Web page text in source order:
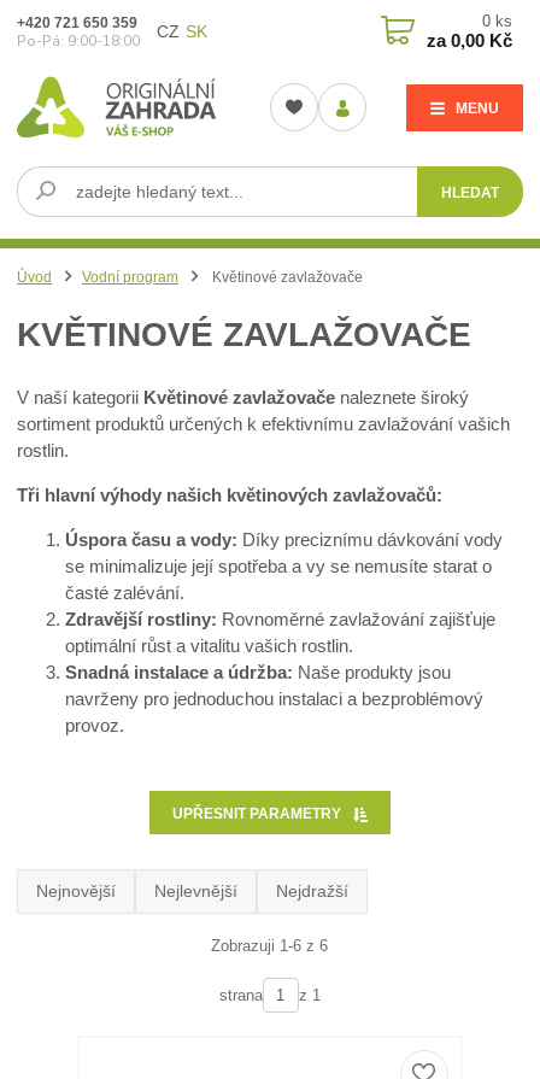
CZ SK
MENU
HLEDAT
+420 721 650 359
Po-Pá: 9:00-18:00
0 ks
za0,00 Kč
Úvod Vodní program Květinové zavlažovače
KVĚTINOVÉ ZAVLAŽOVAČE
V naší kategorii Květinové zavlažovače naleznete široký
sortiment produktů určených k efektivnímu zavlažování vašich
rostlin.
Tři hlavní výhody našich květinových zavlažovačů:
Úspora času a vody: Díky preciznímu dávkování vody
se minimalizuje její spotřeba a vy se nemusíte starat o
časté zalévání.
Zdravější rostliny: Rovnoměrné zavlažování zajišťuje
optimální růst a vitalitu vašich rostlin.
Snadná instalace a údržba: Naše produkty jsou
navrženy pro jednoduchou instalaci a bezproblémový
provoz.
UPŘESNIT PARAMETRY
Nejnovější Nejlevnější Nejdražší
Zobrazuji 1-6 z 6
strana z 1